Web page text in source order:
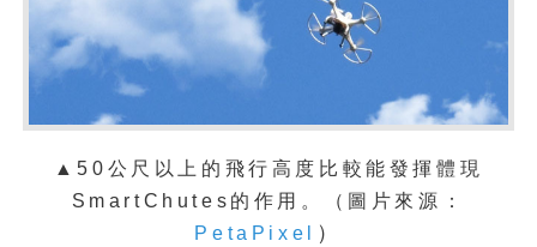
▲50公尺以上的飛行高度比較能發揮體現
SmartChutes的作用。（ 圖片來源：
PetaPixel
）